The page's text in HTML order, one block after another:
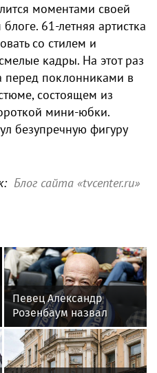
моментами своей
61-летняя артистка
со стилем и
кадры. На этот раз
перед поклонниками в
состоящем из
мини-юбки.
безупречную фигуру
Блог сайта «tvcenter.ru»
Певец Александр
Розенбаум назвал
Любовь Орлову
настоящей звездой